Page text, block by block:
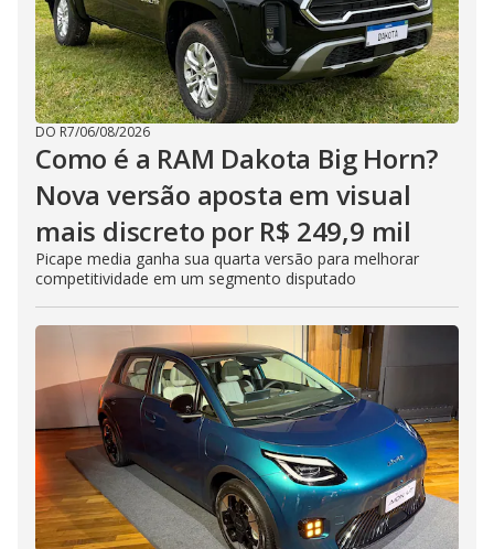
DO R7/06/08/2026
Como é a RAM Dakota Big Horn?
Nova versão aposta em visual
mais discreto por R$ 249,9 mil
Picape media ganha sua quarta versão para melhorar
competitividade em um segmento disputado